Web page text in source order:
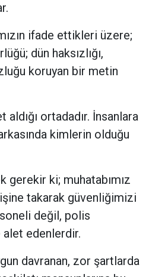
ifade ettikleri üzere;
dün haksızlığı,
koruyan bir metin
ortadadır. İnsanlara
kimlerin olduğu
gerekir ki; muhatabımız
takarak güvenliğimizi
değil, polis
alet edenlerdir.
davranan, zor şartlarda